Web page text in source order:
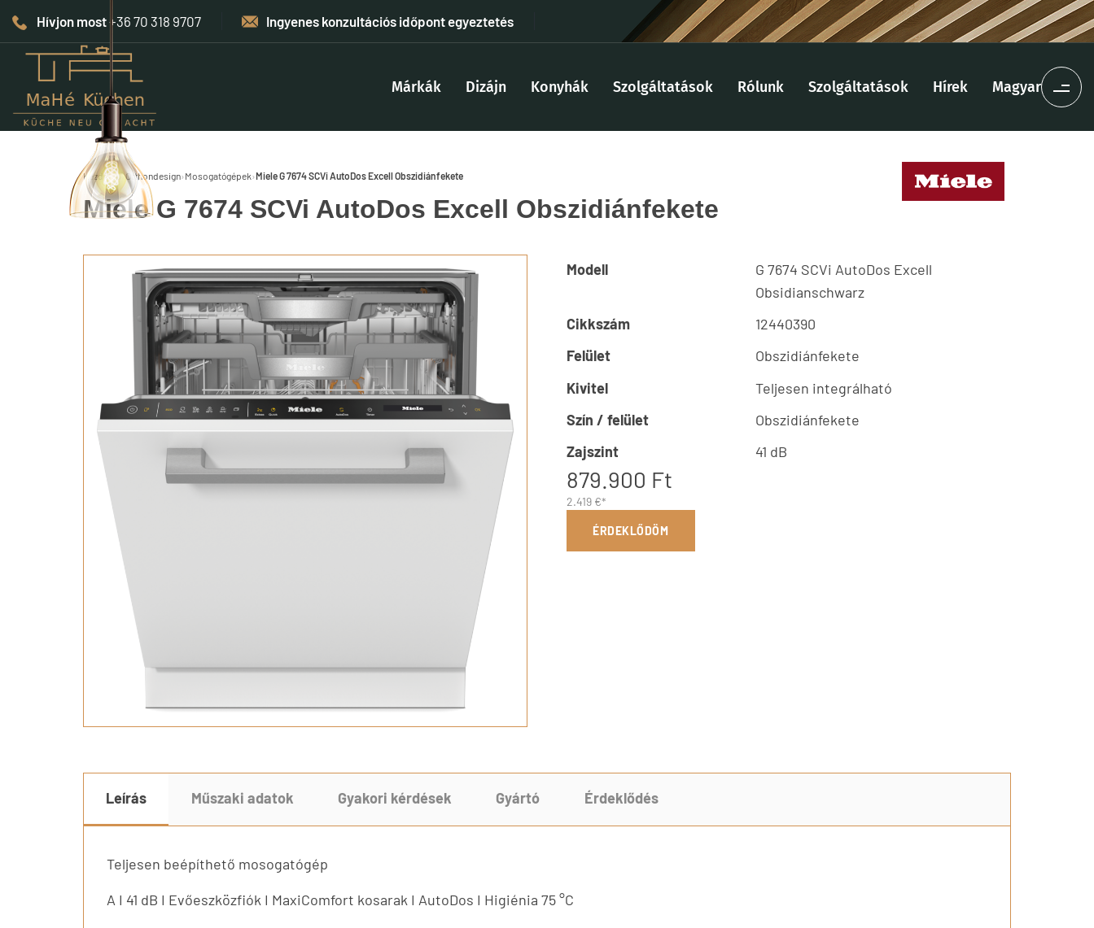
Hívjon most+36 70 318 9707 Ingyenes konzultációs időpont egyeztetés
Márkák Dizájn Konyhák Szolgáltatások Rólunk Szolgáltatások Hírek Magyar
Kezdőlap›Otthondesign› Mosogatógépek›Miele G 7674 SCVi AutoDos Excell Obszidiánfekete
Miele G 7674 SCVi AutoDos Excell Obszidiánfekete
Modell
G 7674 SCVi AutoDos Excell
Obsidianschwarz
Cikkszám
12440390
Felület
Obszidiánfekete
Kivitel
Teljesen integrálható
Szín / felület
Obszidiánfekete
Zajszint
41 dB
879.900 Ft
2.419 €*
ÉRDEKLŐDÖM
Leírás Műszaki adatok Gyakori kérdések Gyártó Érdeklődés
Teljesen beépíthető mosogatógép
A I 41 dB I Evőeszközfiók I MaxiComfort kosarak I AutoDos I Higiénia 75 °C